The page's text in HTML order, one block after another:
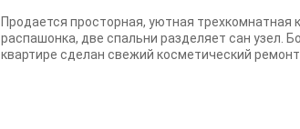
Продается просторная, уютная трехкомнатная
распашонка, две спальни разделяет сан узел.
квартире сделан свежий косметический